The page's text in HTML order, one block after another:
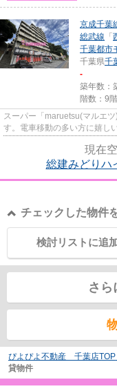
京成千葉
総武線 「
千葉都市
千葉県千
-
築年数：
階数：9
スーパー「maruetsu(マルエ
す。電車移動の多い方に嬉し
現在
総建みどりハ
チェックした物件
検討リストに追
さら
ぴよぴよ不動産 千葉店TOP
貸物件